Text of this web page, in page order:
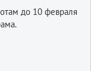
до 10 февраля